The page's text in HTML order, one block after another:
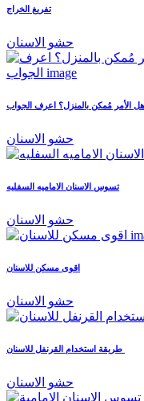
تفريغ الخراج
حشو الاسنان
الأمر مُمكن بالمنزل؟ اعرف الجواب
حشو الاسنان
تسوس الاسنان الاماميه السفليه
حشو الاسنان
اقوى مسكن للاسنان
حشو الاسنان
حشو الاسنان